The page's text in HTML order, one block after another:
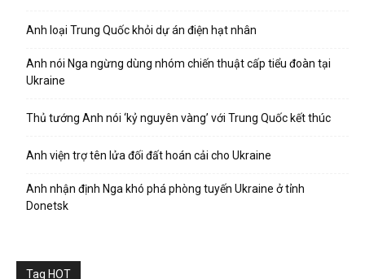
Anh loại Trung Quốc khỏi dự án điện hạt nhân
Anh nói Nga ngừng dùng nhóm chiến thuật cấp tiểu đoàn tại
Ukraine
Thủ tướng Anh nói ‘kỷ nguyên vàng’ với Trung Quốc kết thúc
Anh viện trợ tên lửa đối đất hoán cải cho Ukraine
Anh nhận định Nga khó phá phòng tuyến Ukraine ở tỉnh
Donetsk
Tag HOT